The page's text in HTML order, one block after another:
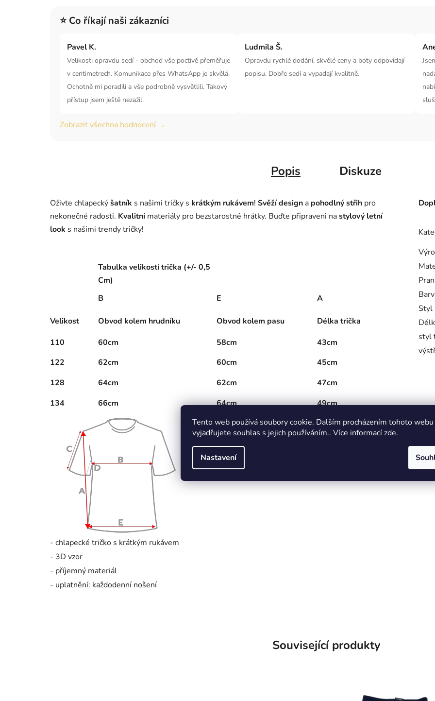
Tento web používá soubory cookie. Dalším procházením tohoto webu
vyjadřujete souhlas s jejich používáním.. Více informacízde.
Nastavení
⭐ Co říkají naši zákazníci
Pavel K.
Velikosti opravdu sedí - obchod vše poctivě přeměřuje
v centimetrech. Komunikace přes WhatsApp je skvělá.
Ochotně mi poradili a vše podrobně vysvětlili. Takový
přístup jsem ještě nezažil.
Ludmila Š.
Opravdu rychlé dodání, skvělé ceny a boty odpovídají
popisu. Dobře sedí a vypadají kvalitně.
Zobrazit všechna hodnocení →
Popis Diskuze
Oživte chlapeckýšatník s našimi tričky s krátkým rukávem! Svěží design a pohodlný střih pro
nekonečné radosti. Kvalitnímateriály pro bezstarostné hrátky. Buďte připraveni nastylový letní
look s našimi trendy tričky!
Tabulka velikostí trička (+/- 0,5
Cm)
B
E A
Velikost Obvod kolem hrudníku Obvod kolem pasu
Délka trička
110
60cm 58cm
43cm
122
62cm 60cm
45cm
128
64cm 62cm
47cm
134
66cm 64cm 49cm
- chlapecké tričko s krátkým rukávem
- 3D vzor
- příjemný materiál
- uplatnění: každodenní nošení
Styl
styl
Související produkty